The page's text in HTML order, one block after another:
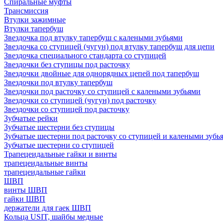
Спиральные муфты
Трансмиссия
Втулки зажимные
Втулки тапербуш
Звездочка под втулку тапербуш c калеными зубьями
Звездочка со ступицей (чугун) под втулку тапербуш для цепи
Звездочка специального стандарта со ступицей
Звездочки без ступицы под расточку
Звездочки двойные для однорядных цепей под тапербуш
Звездочки под втулку тапербуш
Звездочки под расточку со ступицей с калеными зубьями
Звездочки со ступицей (чугун) под расточку
Звездочки со ступицей под расточку
Зубчатые рейки
Зубчатые шестерни без ступицы
Зубчатые шестерни под расточку со ступицей и калеными
Зубчатые шестерни со ступицей
Трапецеидальные гайки и винты
трапецеидальные винты
трапецеидальные гайки
ШВП
винты ШВП
гайки ШВП
держатели для гаек ШВП
Кольца USIT, шайбы медные